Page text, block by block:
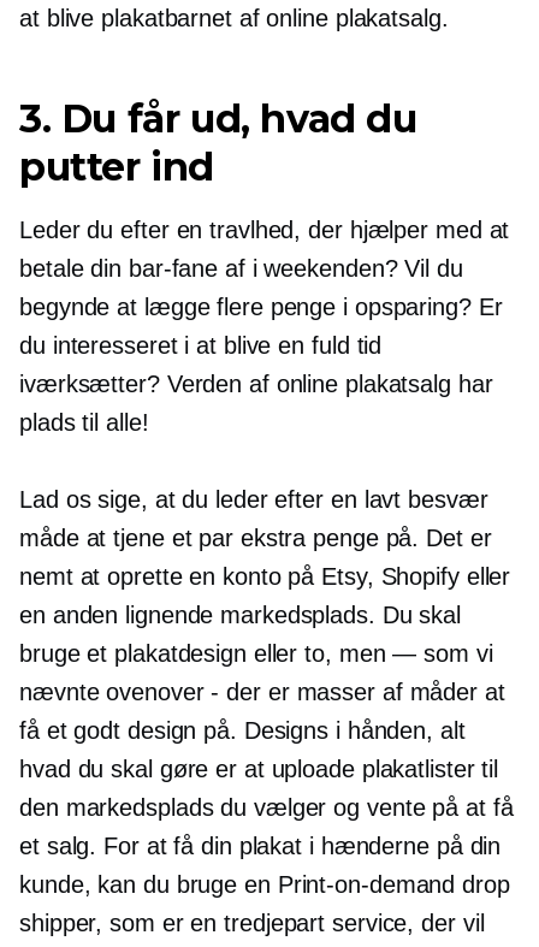
at blive plakatbarnet af online plakatsalg.
3. Du får ud, hvad du
putter ind
Leder du efter en travlhed, der hjælper med at
betale din bar-fane af i weekenden? Vil du
begynde at lægge flere penge i opsparing? Er
du interesseret i at blive en fuld tid
iværksætter? Verden af ​​online plakatsalg har
plads til alle!
Lad os sige, at du leder efter en lavt besvær
måde at tjene et par ekstra penge på. Det er
nemt at oprette en konto på Etsy, Shopify eller
en anden lignende markedsplads. Du skal
bruge et plakatdesign eller to, men — som vi
nævnteovenover - derer masser af måder at
få et godt design på. Designs i hånden, alt
hvad du skal gøre er at uploade plakatlister til
den markedsplads du vælger og vente på at få
et salg. For at få din plakat i hænderne på din
kunde, kan du bruge en Print-on-demand drop
shipper, som er entredjepart service, der vil